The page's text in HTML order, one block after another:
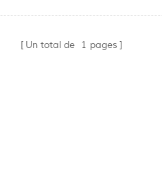
Un total de 1 pages